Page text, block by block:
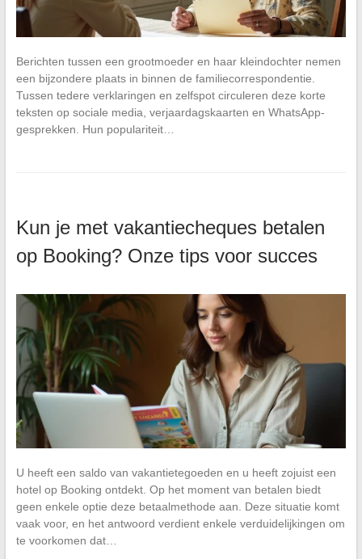
Berichten tussen een grootmoeder en haar kleindochter nemen
een bijzondere plaats in binnen de familiecorrespondentie.
Tussen tedere verklaringen en zelfspot circuleren deze korte
teksten op sociale media, verjaardagskaarten en WhatsApp-
gesprekken. Hun populariteit…
Kun je met vakantiecheques betalen
op Booking? Onze tips voor succes
U heeft een saldo van vakantietegoeden en u heeft zojuist een
hotel op Booking ontdekt. Op het moment van betalen biedt
geen enkele optie deze betaalmethode aan. Deze situatie komt
vaak voor, en het antwoord verdient enkele verduidelijkingen om
te voorkomen dat…